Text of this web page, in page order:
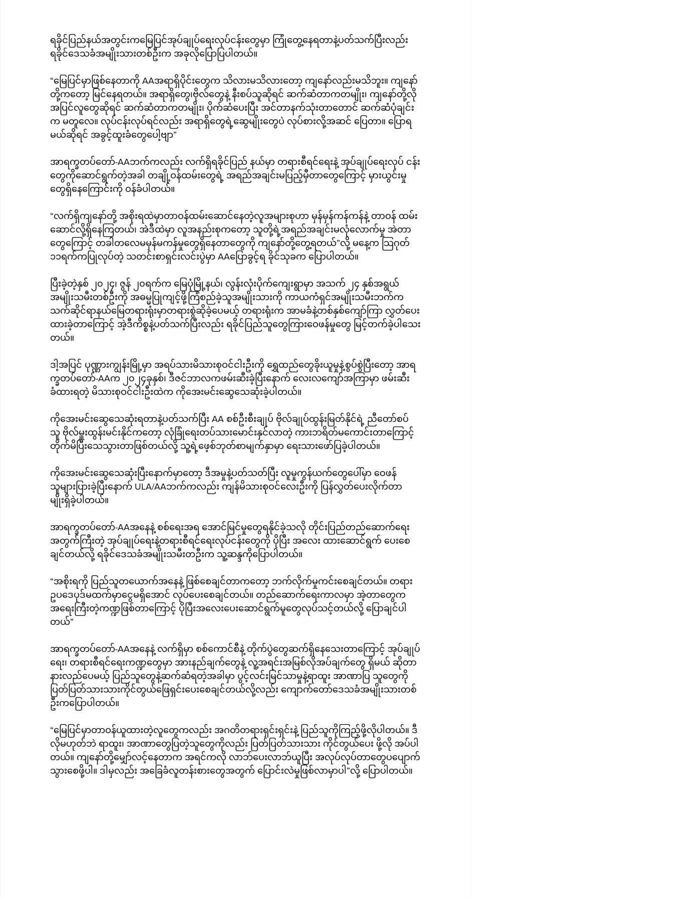
ရခိုင်ပြည်နယ်အတွင်းကမြေပြင်အုပ်ချုပ်ရေးလုပ်ငန်းတွေမှာ ကြုံတွေ့နေရတာနဲ့ပတ်သက်ပြီးလည်း
ရခိုင်ဒေသခံအမျိုးသားတစ်ဦးက အခုလိုပြောပြပါတယ်။
“မြေပြင်မှာဖြစ်နေတာကို AAအရာရှိပိုင်းတွေက သိလားမသိလားတော့ ကျနော်လည်းမသိဘူး။ ကျနော်
တို့ကတော့ မြင်နေရတယ်။ အရာရှိတွေ၊ဗိုလ်တွေနဲ့ နီးစပ်သူဆိုရင် ဆက်ဆံတာကတမျိုး၊ ကျနော်တို့လို
အပြင်လူတွေဆိုရင် ဆက်ဆံတာကတမျိုး၊ ပိုက်ဆံပေးပြီး အင်တာနက်သုံးတာတောင် ဆက်ဆံပုံချင်း
က မတူလေ။ လုပ်ငန်းလုပ်ရင်လည်း အရာရှိတွေရဲ့ဆွေမျိုးတွေပဲ လုပ်စားလို့အဆင် ပြေတာ။ ပြောရ
မယ်ဆိုရင် အခွင့်ထူးခံတွေပေါ့ဗျာ”
အာရက္ခတပ်တော်-AAဘက်ကလည်း လက်ရှိရခိုင်ပြည် နယ်မှာ တရားစီရင်ရေးနဲ့ အုပ်ချုပ်ရေးလုပ် ငန်း
တွေကိုဆောင်ရွက်တဲ့အခါ တချို့ဝန်ထမ်းတွေရဲ့ အရည်အချင်းမပြည့်မှီတာတွေကြောင့် မှားယွင်းမှု
တွေရှိနေကြောင်းကို ဝန်ခံပါတယ်။
“လက်ရှိကျနော်တို့ အစိုးရထဲမှာတာဝန်ထမ်းဆောင်နေတဲ့လူအများစုဟာ မှန်မှန်ကန်ကန်နဲ့ တာဝန် ထမ်း
ဆောင်လို့ရှိနေကြတယ်၊ အဲဒီထဲမှာ လူအနည်းစုကတော့ သူတို့ရဲ့အရည်အချင်းမလုံလောက်မှု အဲတာ
တွေကြောင့် တခါတလေမမှန်မကန်မှုတွေရှိနေတာတွေကို ကျနော်တို့တွေ့ရတယ်”လို့ မနေ့က သြဂုတ်
၁၁ရက်ကပြုလုပ်တဲ့ သတင်းစာရှင်းလင်းပွဲမှာ AAပြောခွင့်ရ ခိုင်သုခက ပြောပါတယ်။
ပြီးခဲ့တဲ့နှစ် ၂၀၂၄၊ ဇွန် ၂၀ရက်က မြေပုံမြို့နယ်၊ လွန်းလုံးပိုက်ကျေးရွာမှာ အသက် ၂၄ နှစ်အရွယ်
အမျိုးသမီးတစ်ဦးကို အဓမ္မပြုကျင့်ဖို့ကြံစည်ခဲ့သူအမျိုးသားကို ကာယကံရှင်အမျိုးသမီးဘက်က
သက်ဆိုင်ရာနယ်မြေတရားရုံးမှာတရားစွဲဆိုခဲ့ပေမယ့် တရားရုံးက အာမခံနဲ့တစ်နှစ်ကျော်ကြာ လွှတ်ပေး
ထားခဲ့တာကြောင့် အဲ့ဒီကိစ္စနဲ့ပတ်သက်ပြီးလည်း ရခိုင်ပြည်သူတွေကြားဝေဖန်မှုတွေ မြင့်တက်ခဲ့ပါသေး
တယ်။
ဒါ့အပြင် ပုဏ္ဏားကျွန်းမြို့မှာ အရပ်သားမိသားစုဝင်ငါးဦးကို ရွှေထည်တွေခိုးယူမှုနဲ့စွပ်စွဲပြီးတော့ အာရ
က္ခတပ်တော်-AAက ၂၀၂၄ခုနှစ်၊ ဒီဇင်ဘာလကဖမ်းဆီးခဲ့ပြီးနောက် လေးလကျော်အကြာမှာ ဖမ်းဆီး
ခံထားရတဲ့ မိသားစုဝင်ငါးဦးထဲက ကိုအေးမင်းဆွေသေဆုံးခဲ့ပါတယ်။
ကိုအေးမင်းဆွေသေဆုံးရတာနဲ့ပတ်သက်ပြီး AA စစ်ဦးစီးချုပ် ဗိုလ်ချုပ်ထွန်းမြတ်နိုင်ရဲ့ ညီတော်စပ်
သူ ဗိုလ်မှူးထွန်းမင်းနိုင်ကတော့ လုံခြုံရေးတပ်သားမောင်းနှင်လာတဲ့ ကားဘရိတ်မကောင်းတာကြောင့်
တိုက်မိပြီးသေသွားတာဖြစ်တယ်လို့ သူ့ရဲ့ဖေ့စ်ဘုတ်စာမျက်နှာမှာ ရေးသားဖော်ပြခဲ့ပါတယ်။
ကိုအေးမင်းဆွေသေဆုံးပြီးနောက်မှာတော့ ဒီအမှုနဲ့ပတ်သတ်ပြီး လူမှုကွန်ယက်တွေပေါ်မှာ ဝေဖန်
သူများပြားခဲ့ပြီးနောက် ULA/AAဘက်ကလည်း ကျန်မိသားစုဝင်လေးဦးကို ပြန်လွှတ်ပေးလိုက်တာ
မျိုးရှိခဲ့ပါတယ်။
အာရက္ခတပ်တော်-AAအနေနဲ့ စစ်ရေးအရ အောင်မြင်မှုတွေရနိုင်ခဲ့သလို တိုင်းပြည်တည်ဆောက်ရေး
အတွက်ကြီးတဲ့ အုပ်ချုပ်ရေးနဲ့တရားစီရင်ရေးလုပ်ငန်းတွေကို ပိုပြီး အလေး ထားဆောင်ရွက် ပေးစေ
ချင်တယ်လို့ ရခိုင်ဒေသခံအမျိုးသမီးတဦးက သူ့ဆန္ဒကိုပြောပါတယ်။
“အစိုးရကို ပြည်သူတယောက်အနေနဲ့ ဖြစ်စေချင်တာကတော့ ဘက်လိုက်မှုကင်းစေချင်တယ်။ တရား
ဥပဒေပုဒ်မထက်မှာငွေမရှိအောင် လုပ်ပေးစေချင်တယ်။ တည်ဆောက်ရေးကာလမှာ အဲ့တာတွေက
အရေးကြီးတဲ့ကဏ္ဍဖြစ်တာကြောင့် ပိုပြီးအလေးပေးဆောင်ရွက်မူတွေလုပ်သင့်တယ်လို့ ပြောချင်ပါ
တယ်”
အာရက္ခတပ်တော်-AAအနေနဲ့ လက်ရှိမှာ စစ်ကောင်စီနဲ့ တိုက်ပွဲတွေဆက်ရှိနေသေးတာကြောင့် အုပ်ချုပ်
ရေး၊ တရားစီရင်ရေးကဏ္ဍတွေမှာ အားနည်ချက်တွေနဲ့ လူ့အရင်းအမြစ်လိုအပ်ချက်တွေ ရှိမယ် ဆိုတာ
နားလည်ပေမယ့် ပြည်သူတွေနဲ့ဆက်ဆံရတဲ့အခါမှာ ပွင့်လင်းမြင်သာမှုနဲ့ရာထူး အာဏာပြ သူတွေကို
ပြတ်ပြတ်သားသားကိုင်တွယ်ဖြေရှင်းပေးစေချင်တယ်လို့လည်း ကျောက်တော်ဒေသခံအမျိုးသားတစ်
ဦးကပြောပါတယ်။
“မြေပြင်မှာတာဝန်ယူထားတဲ့လူတွေကလည်း အဂတိတရားရှင်းရှင်းနဲ့ ပြည်သူကိုကြည့်ဖို့လိုပါတယ်။ ဒီ
လိုမဟုတ်ဘဲ ရာထူး၊ အာဏာတွေပြတဲ့သူတွေကိုလည်း ပြတ်ပြတ်သားသား ကိုင်တွယ်ပေး ဖို့လို အပ်ပါ
တယ်။ ကျနော်တို့မျှော်လင့်နေတာက အရင်ကလို လာဘ်ပေးလာဘ်ယူပြီး အလုပ်လုပ်တာတွေပပျောက်
သွားစေဖို့ပါ။ ဒါမှလည်း အခြေခံလူတန်းစားတွေအတွက် ပြောင်းလဲမှုဖြစ်လာမှာပါ”လို့ ပြောပါတယ်။